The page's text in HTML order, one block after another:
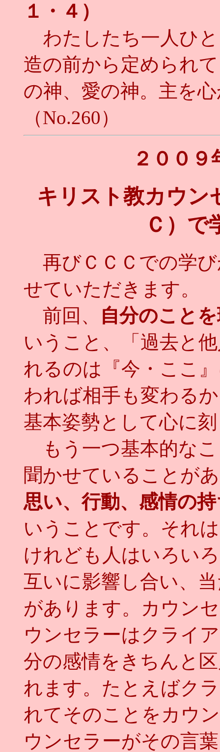
１・４）
わたしたち一人ひ
造の前から定められ
の神、愛の神。主を
（No.260）
２００
キリスト教カウン
Ｃ）で
再びＣＣＣでの学
せていただきます。
前回、
自分のこと
いうこと、「過去と
れるのは『今・ここ
われば相手も変わる
基本姿勢として心に
もう一つ基本的な
聞かせていることが
思い、行動、感情の
いうことです。それ
けれども人はいろい
互いに影響し合い、
があります。カウン
ウンセラーはクライ
分の感情をきちんと
れます。たとえばク
れてそのことをカウ
ウンセラーがその言